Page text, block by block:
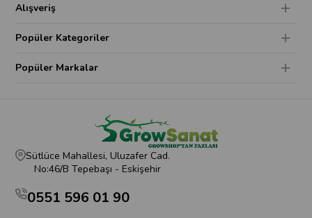
Alışveriş
Popüler Kategoriler
Popüler Markalar
Sütlüce Mahallesi, Uluzafer Cad.
No:46/B Tepebaşı - Eskişehir
0551 596 01 90